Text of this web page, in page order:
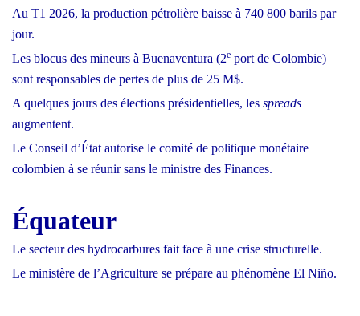
Au T1 2026, la production pétrolière baisse à 740 800 barils par
jour.
Les blocus des mineurs à Buenaventura (2e port de Colombie)
sont responsables de pertes de plus de 25 M$.
A quelques jours des élections présidentielles, les spreads
augmentent.
Le Conseil d’État autorise le comité de politique monétaire
colombien à se réunir sans le ministre des Finances.
Équateur
Le secteur des hydrocarbures fait face à une crise structurelle.
Le ministère de l’Agriculture se prépare au phénomène El Niño.